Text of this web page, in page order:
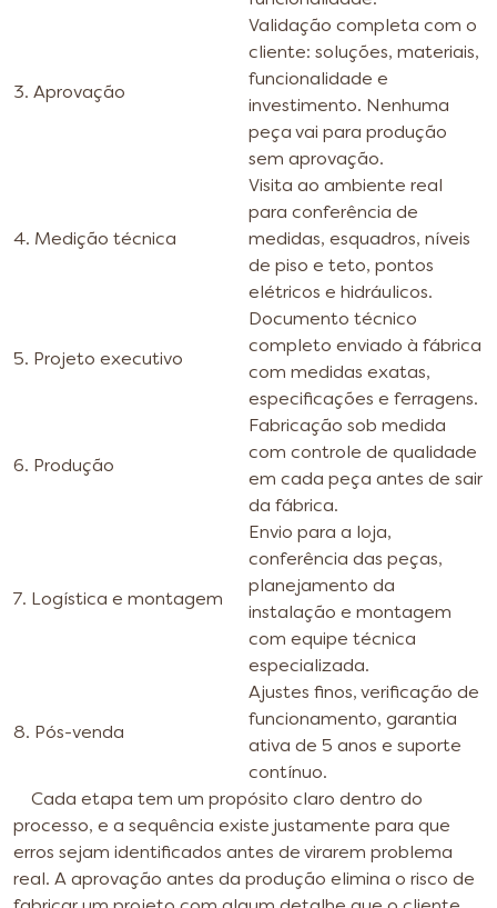
3. Aprovação
Validação completa com o
cliente: soluções, materiais,
funcionalidade e
investimento. Nenhuma
peça vai para produção
sem aprovação.
4. Medição técnica
Visita ao ambiente real
para conferência de
medidas, esquadros, níveis
de piso e teto, pontos
elétricos e hidráulicos.
5. Projeto executivo
Documento técnico
completo enviado à fábrica
com medidas exatas,
especificações e ferragens.
6. Produção
Fabricação sob medida
com controle de qualidade
em cada peça antes de sair
da fábrica.
7. Logística e montagem
Envio para a loja,
conferência das peças,
planejamento da
instalação e montagem
com equipe técnica
especializada.
8. Pós-venda
Ajustes finos, verificação de
funcionamento, garantia
ativa de 5 anos e suporte
contínuo.
Cada etapa tem um propósito claro dentro do
processo, e a sequência existe justamente para que
erros sejam identificados antes de virarem problema
real. A aprovação antes da produção elimina o risco de